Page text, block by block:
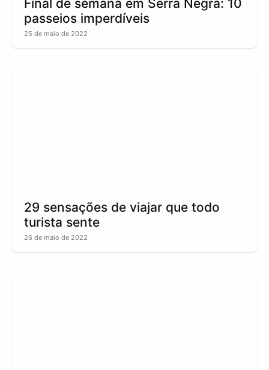
Final de semana em Serra Negra: 10
passeios imperdíveis
25 de maio de 2022
29 sensações de viajar que todo
turista sente
26 de maio de 2022